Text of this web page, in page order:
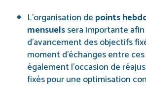
L’organisation de points
mensuelssera importante
d’avancement des objectifs
moment d’échanges entre
également l’occasion de
fixés pour une optimisation